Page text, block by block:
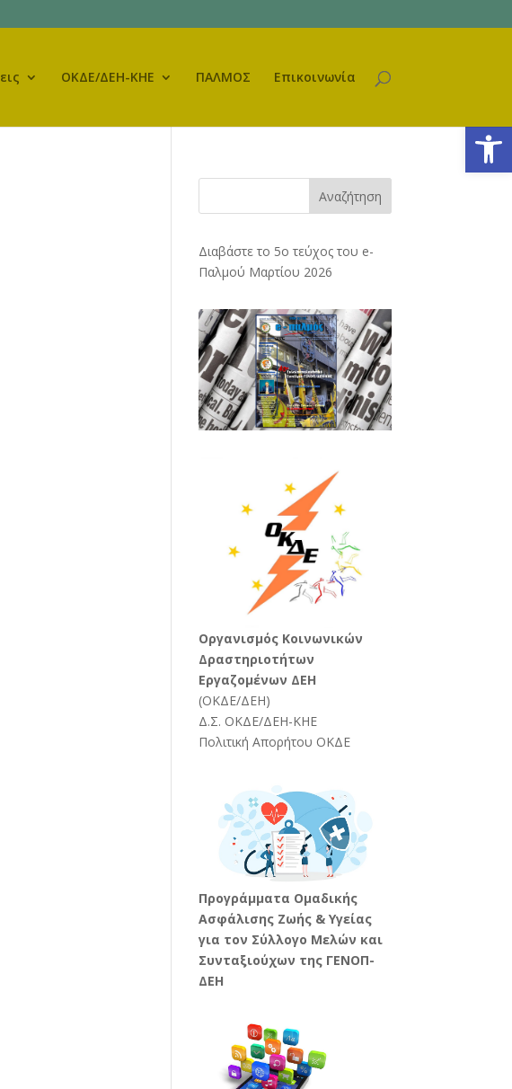
ΟΚΔΕ/ΔΕΗ-ΚΗΕ ΠΑΛΜΟΣ Επικοινωνία
Αναζήτηση
Διαβάστε το 5ο τεύχος του e-
Παλμού Μαρτίου 2026
Oργανισμός Κοινωνικών
Δραστηριοτήτων
Εργαζομένων ΔΕΗ
(ΟΚΔΕ/ΔΕΗ)
Δ.Σ. ΟΚΔΕ/ΔΕΗ-ΚΗΕ
Πολιτική Απορήτου ΟΚΔΕ
Προγράμματα Ομαδικής
Ασφάλισης Ζωής & Υγείας
για τον Σύλλογο Μελών και
Συνταξιούχων της ΓΕΝΟΠ-
ΔΕΗ